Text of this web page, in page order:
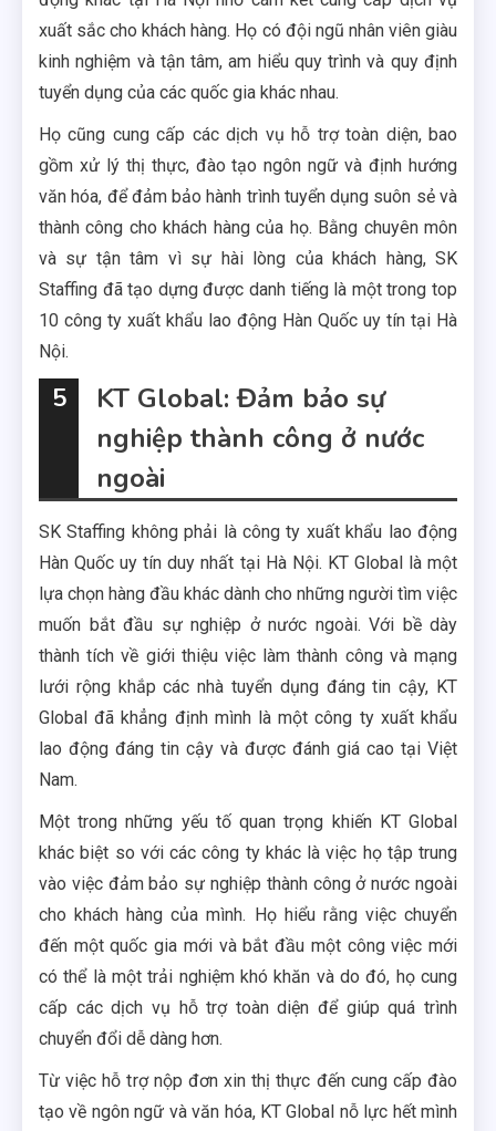
xuất sắc cho khách hàng. Họ có đội ngũ nhân viên giàu
kinh nghiệm và tận tâm, am hiểu quy trình và quy định
tuyển dụng của các quốc gia khác nhau.
Họ cũng cung cấp các dịch vụ hỗ trợ toàn diện, bao
gồm xử lý thị thực, đào tạo ngôn ngữ và định hướng
văn hóa, để đảm bảo hành trình tuyển dụng suôn sẻ và
thành công cho khách hàng của họ. Bằng chuyên môn
và sự tận tâm vì sự hài lòng của khách hàng, SK
Staffing đã tạo dựng được danh tiếng là một trong top
10 công ty xuất khẩu lao động Hàn Quốc uy tín tại Hà
Nội.
5
KT Global: Đảm bảo sự
nghiệp thành công ở nước
ngoài
SK Staffing không phải là công ty xuất khẩu lao động
Hàn Quốc uy tín duy nhất tại Hà Nội. KT Global là một
lựa chọn hàng đầu khác dành cho những người tìm việc
muốn bắt đầu sự nghiệp ở nước ngoài. Với bề dày
thành tích về giới thiệu việc làm thành công và mạng
lưới rộng khắp các nhà tuyển dụng đáng tin cậy, KT
Global đã khẳng định mình là một công ty xuất khẩu
lao động đáng tin cậy và được đánh giá cao tại Việt
Nam.
Một trong những yếu tố quan trọng khiến KT Global
khác biệt so với các công ty khác là việc họ tập trung
vào việc đảm bảo sự nghiệp thành công ở nước ngoài
cho khách hàng của mình. Họ hiểu rằng việc chuyển
đến một quốc gia mới và bắt đầu một công việc mới
có thể là một trải nghiệm khó khăn và do đó, họ cung
cấp các dịch vụ hỗ trợ toàn diện để giúp quá trình
chuyển đổi dễ dàng hơn.
Từ việc hỗ trợ nộp đơn xin thị thực đến cung cấp đào
tạo về ngôn ngữ và văn hóa, KT Global nỗ lực hết mình